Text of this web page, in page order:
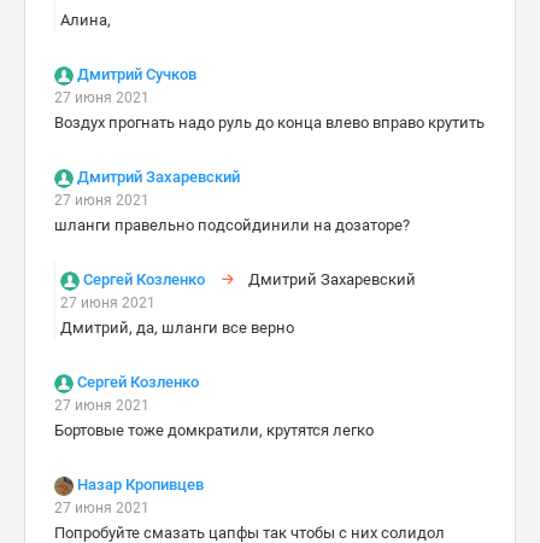
Алина,
Дмитрий Сучков
27 июня 2021
Воздух прогнать надо руль до конца влево вправо крутить
Дмитрий Захаревский
27 июня 2021
шланги правельно подсойдинили на дозаторе?
Сергей Козленко Дмитрий Захаревский
27 июня 2021
Дмитрий, да, шланги все верно
Сергей Козленко
27 июня 2021
Бортовые тоже домкратили, крутятся легко
Назар Кропивцев
27 июня 2021
Попробуйте смазать цапфы так чтобы с них солидол